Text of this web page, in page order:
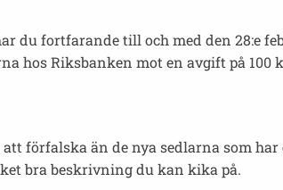
du fortfarande till och med den 28:e
hos Riksbanken mot en avgift på 100
förfalska än de nya sedlarna som
bra beskrivning du kan kika på.